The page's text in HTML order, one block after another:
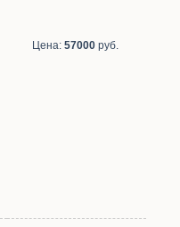
Цена: 57000 руб.